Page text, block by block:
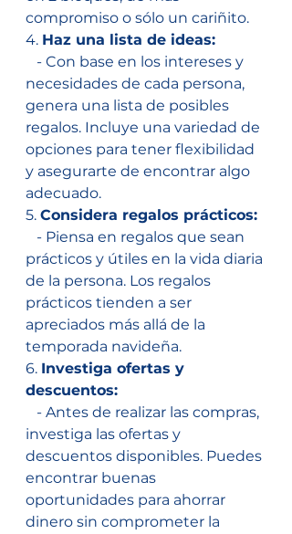
compromiso o sólo un cariñito.
4. Haz una lista de ideas:
necesidades de cada persona,
genera una lista de posibles
regalos. Incluye una variedad de
opciones para tener flexibilidad
y asegurarte de encontrar algo
adecuado.
5. Considera regalos prácticos:
prácticos y útiles en la vida diaria
de la persona. Los regalos
prácticos tienden a ser
apreciados más allá de la
temporada navideña.
6. Investiga ofertas y
descuentos:
investiga las ofertas y
descuentos disponibles. Puedes
encontrar buenas
oportunidades para ahorrar
dinero sin comprometer la